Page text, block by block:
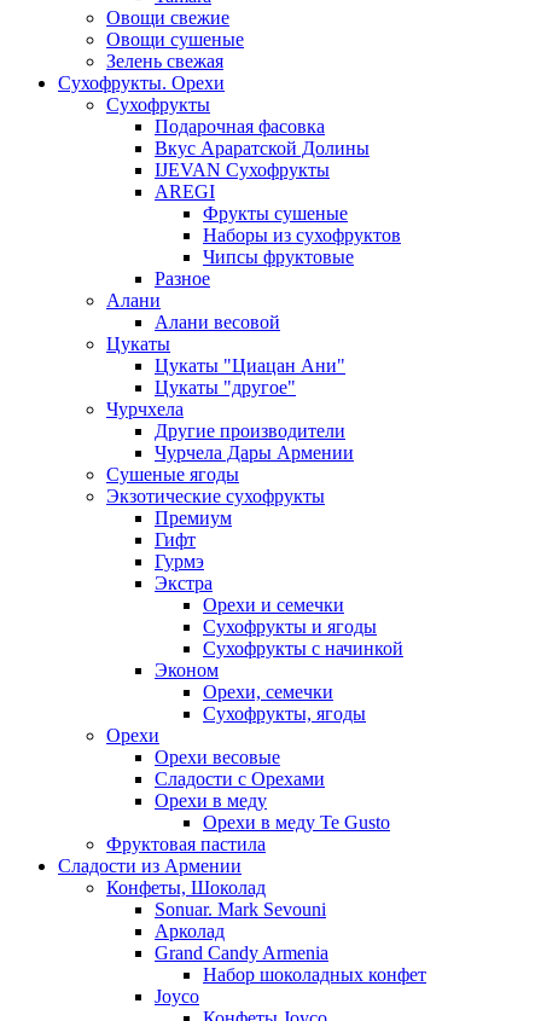
Овощи свежие
Овощи сушеные
Зелень свежая
Сухофрукты. Орехи
Сухофрукты
Подарочная фасовка
Вкус Араратской Долины
IJEVAN Сухофрукты
AREGI
Фрукты сушеные
Наборы из сухофруктов
Чипсы фруктовые
Разное
Алани
Алани весовой
Цукаты
Цукаты "Циацан Ани"
Цукаты "другое"
Чурчхела
Другие производители
Чурчела Дары Армении
Сушеные ягоды
Экзотические сухофрукты
Премиум
Гифт
Гурмэ
Экстра
Орехи и семечки
Сухофрукты и ягоды
Сухофрукты с начинкой
Эконом
Орехи, семечки
Сухофрукты, ягоды
Орехи
Орехи весовые
Сладости с Орехами
Орехи в меду
Орехи в меду Te Gusto
Фруктовая пастила
Сладости из Армении
Конфеты, Шоколад
Sonuar. Mark Sevouni
Арколад
Grand Candy Armenia
Набор шоколадных конфет
Joyco